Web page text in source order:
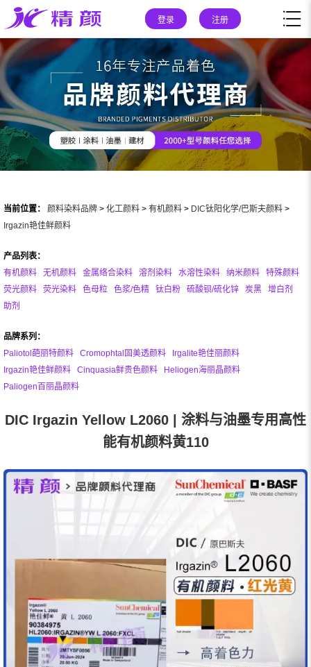
登录 注册
当前位置： 颜料染料品牌 > 化工颜料 > 有机颜料 > DIC钛阳化学/巴斯夫颜料 >
Irgazin艳佳鲜颜料
产品列表：
有机颜料
无机颜料 金属络合染料 溶剂染料 水溶性染料 纳米颜料
特殊颜料
荧光颜料
荧光染料 色母粒 色浆/色精 钛白粉 硫酸钡/硫化锌 炭黑
增白剂
助剂
品牌系列：
Paliotol葩丽特颜料
Cromophtal固美透颜料
Irgalite艳佳丽颜料
Irgazin艳佳鲜颜料
Cinquasia鲜贵色颜料
Heliogen海丽晶颜料
Paliogen百丽晶颜料
DIC Irgazin Yellow L2060 | 涂料与油墨专用高性
能有机颜料黄110